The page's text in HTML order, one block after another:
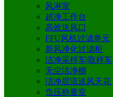
风淋室
超净工作台
高效送风口
FFU风机过滤单元
新风净化过滤柜
洁净采样车|取样车
无尘洁净棚
洁净层流送风天花
负压称量室